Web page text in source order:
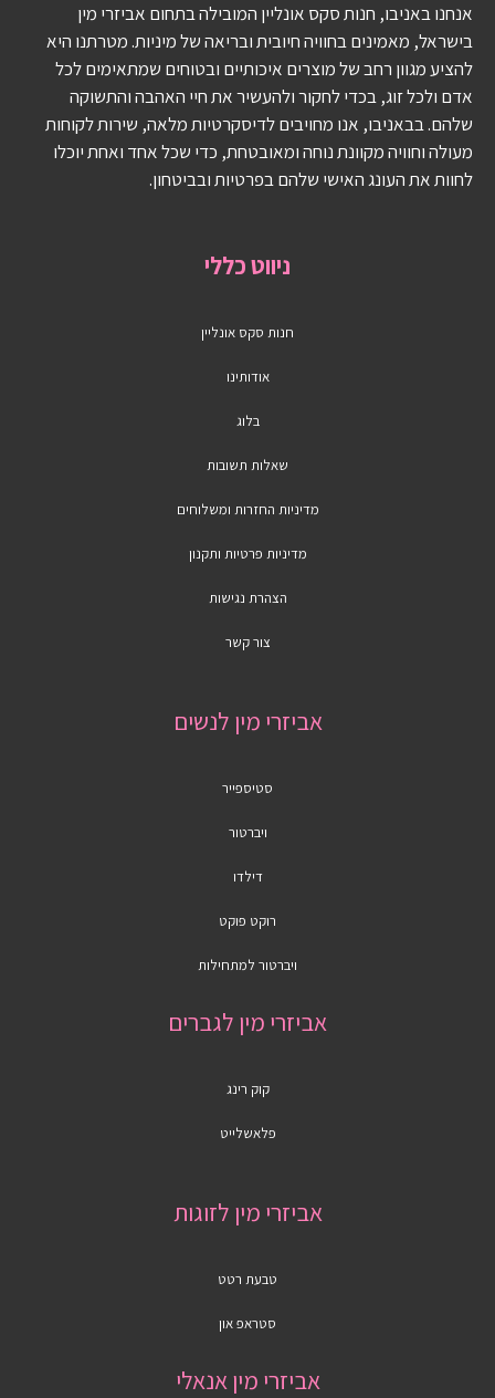
אנחנו באניבו, חנות סקס אונליין המובילה בתחום אביזרי מין
בישראל, מאמינים בחוויה חיובית ובריאה של מיניות. מטרתנו היא
להציע מגוון רחב של מוצרים איכותיים ובטוחים שמתאימים לכל
אדם ולכל זוג, בכדי לחקור ולהעשיר את חיי האהבה והתשוקה
שלהם. בבאניבו, אנו מחויבים לדיסקרטיות מלאה, שירות לקוחות
מעולה וחוויה מקוונת נוחה ומאובטחת, כדי שכל אחד ואחת יוכלו
לחוות את העונג האישי שלהם בפרטיות ובביטחון.
ניווט כללי
חנות סקס אונליין
אודותינו
בלוג
שאלות תשובות
מדיניות החזרות ומשלוחים
מדיניות פרטיות ותקנון
הצהרת נגישות
צור קשר
אביזרי מין לנשים
סטיספייר
ויברטור
דילדו
רוקט פוקט
ויברטור למתחילות
אביזרי מין לגברים
קוק רינג
פלאשלייט
אביזרי מין לזוגות
טבעת רטט
סטראפ און
אביזרי מין אנאלי